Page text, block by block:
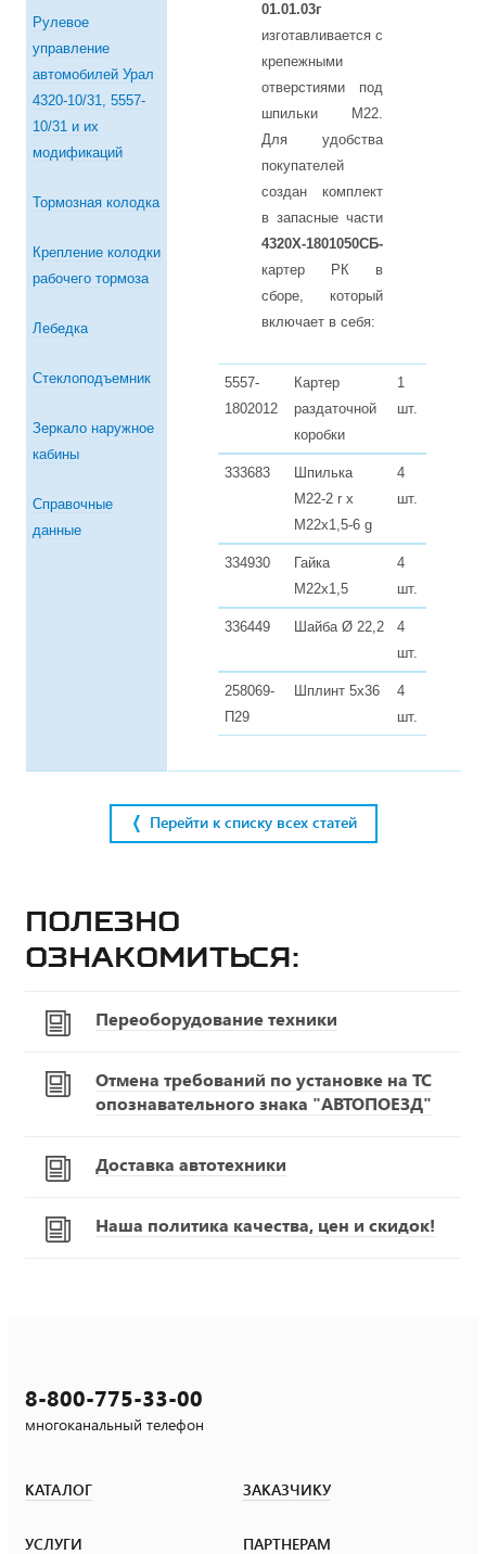
Рулевое
управление
автомобилей Урал
4320-10/31, 5557-
10/31 и их
модификаций
Тормозная колодка
Крепление колодки
рабочего тормоза
Лебедка
Стеклоподъемник
Зеркало наружное
кабины
Справочные
данные
01.01.03г
изготавливается с
крепежными
отверстиями под
шпильки М22.
Для удобства
покупателей
создан комплект
в запасные части
4320Х-1801050СБ-
картер РК в
сборе, который
включает в себя:
5557-
1802012
Картер
раздаточной
коробки
1
шт.
333683
Шпилька
М22-2 r х
М22х1,5-6 g
4
шт.
334930
Гайка
М22х1,5
4
шт.
336449 Шайба Ø 22,2
4
шт.
258069-
П29
Шплинт 5х36
4
шт.
Перейти к списку всех статей
Полезно
ознакомиться:
Переоборудование техники
Отмена требований по установке на ТС
опознавательного знака "АВТОПОЕЗД"
Доставка автотехники
Наша политика качества, цен и скидок!
8-800-775-33-00
многоканальный телефон
КАТАЛОГ ЗАКАЗЧИКУ
УСЛУГИ ПАРТНЕРАМ